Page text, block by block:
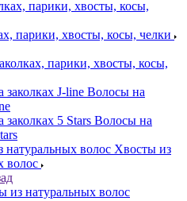
парики, хвосты, косы, челки
парики, хвосты, косы,
Волосы на
Волосы на
Хвосты из
волос
из натуральных волос